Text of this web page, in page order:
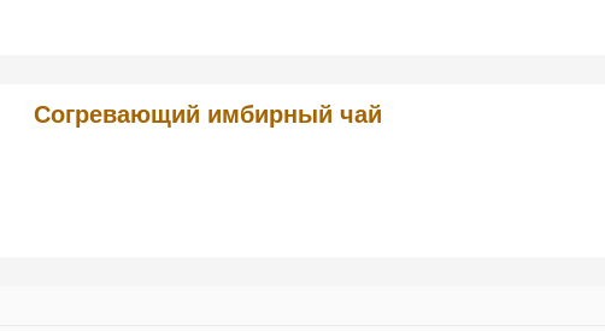
Согревающий имбирный чай